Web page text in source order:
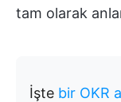
tam olarak
İşte bir OKR